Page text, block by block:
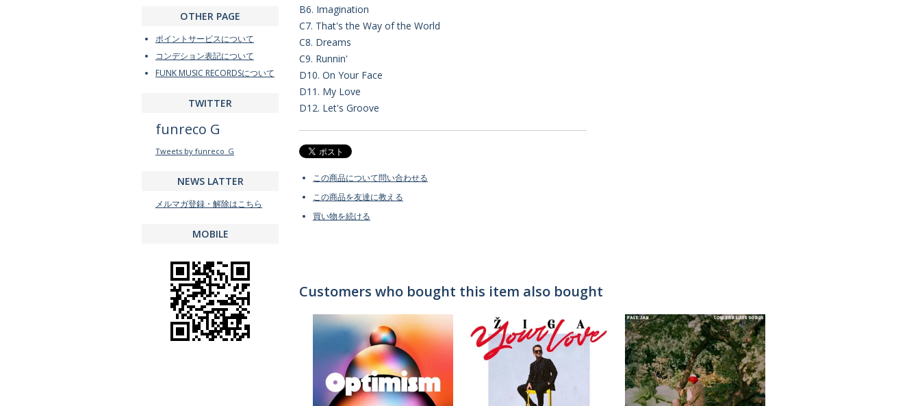
B6. Imagination
C7. That's the Way of the World
C8. Dreams
C9. Runnin'
D10. On Your Face
D11. My Love
D12. Let's Groove
この商品について問い合わせる
この商品を友達に教える
買い物を続ける
Customers who bought this item also bought
OTHER PAGE
ポイントサービスについて
コンデション表記について
FUNK MUSIC RECORDSについて
TWITTER
funreco G
Tweets by funreco_G
NEWS LATTER
メルマガ登録・解除はこちら
MOBILE